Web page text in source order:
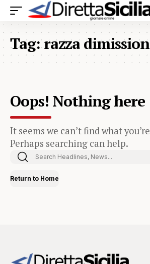
Tag:razza
Oops! Nothing here
It seems we can’t find what
Perhaps searching can help.
Return to Home